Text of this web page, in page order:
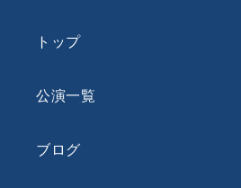
トップ
公演一覧
ブログ